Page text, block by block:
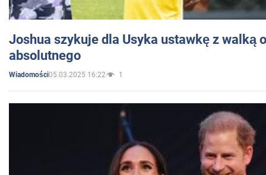
Joshua szykuje dla Usyka ustawkę z walką
absolutnego
Wiadomości05.03.2025 16:22 1